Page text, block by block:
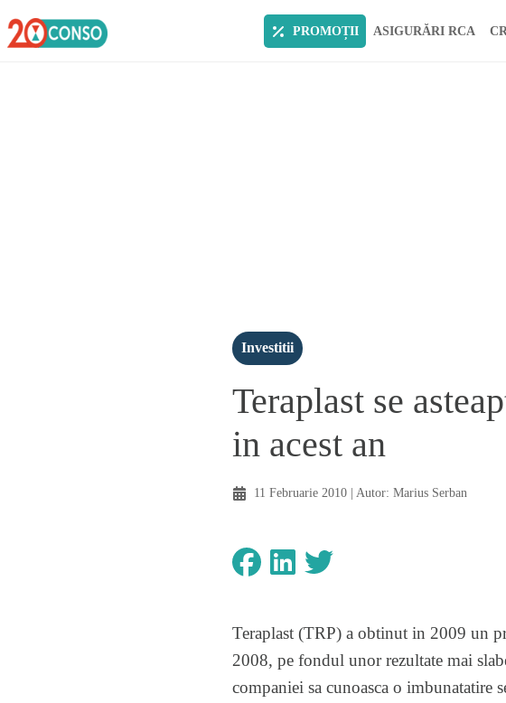
PROMOȚII ASIGURĂRI RCA
Investitii
Teraplast se
in acest an
11 Februarie 2010| Autor: Marius Serban
Teraplast (TRP) a obtinut in 2009 un
2008, pe fondul unor rezultate mai
companiei sa cunoasca o imbunatatire